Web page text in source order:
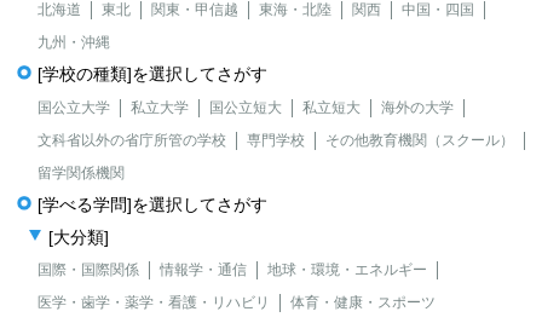
北海道 東北 関東・甲信越 東海・北陸 関西
中国・四国
九州・沖縄
[学校の種類]を選択してさがす
国公立大学 私立大学 国公立短大 私立短大
海外の大学
文科省以外の省庁所管の学校
専門学校
その他教育機関（スクール）
留学関係機関
[学べる学問]を選択してさがす
[大分類]
国際・国際関係 情報学・通信
地球・環境・エネルギー
医学・歯学・薬学・看護・リハビリ
体育・健康・スポーツ